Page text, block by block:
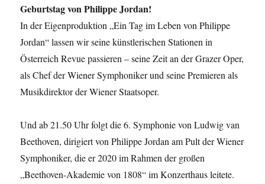
Geburtstag von Philippe Jordan!
In der Eigenproduktion „Ein Tag im Leben von Philippe
Jordan“ lassen wir seine künstlerischen Stationen in
Österreich Revue passieren – seine Zeit an der Grazer Oper,
als Chef der Wiener Symphoniker und seine Premieren als
Musikdirektor der Wiener Staatsoper.
Und ab 21.50 Uhr folgt die 6. Symphonie von Ludwig van
Beethoven, dirigiert von Philippe Jordan am Pult der Wiener
Symphoniker, die er 2020 im Rahmen der großen
„Beethoven-Akademie von 1808“ im Konzerthaus leitete.